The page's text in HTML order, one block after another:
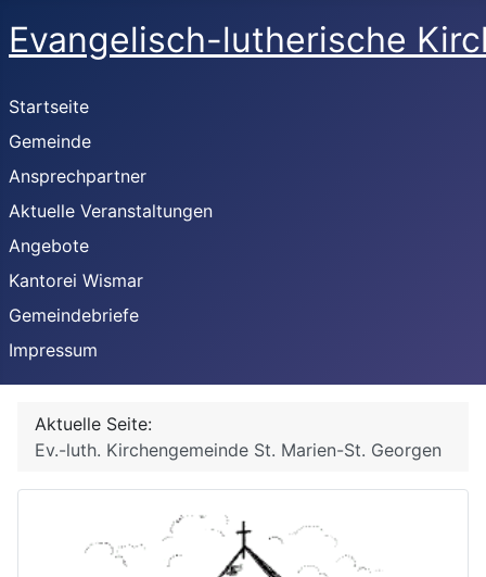
Evangelisch-lutherische
Startseite
Gemeinde
Ansprechpartner
Aktuelle Veranstaltungen
Angebote
Kantorei Wismar
Gemeindebriefe
Impressum
Aktuelle Seite:
Ev.-luth. Kirchengemeinde St. Marien-St. Georgen